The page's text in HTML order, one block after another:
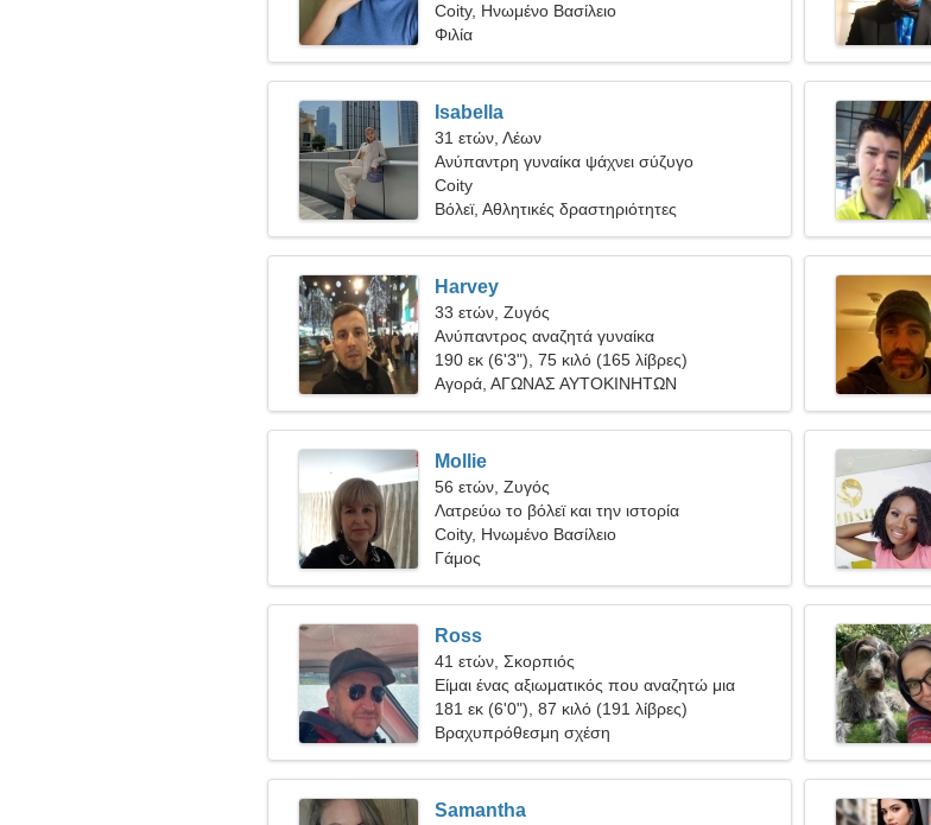
Coity, Ηνωμένο Βασίλειο
Φιλία
Isabella
31 ετών, Λέων
Ανύπαντρη γυναίκα ψάχνει σύζυγο
Coity
Βόλεϊ, Αθλητικές δραστηριότητες
Harvey
33 ετών, Ζυγός
Ανύπαντρος αναζητά γυναίκα
190 εκ (6'3"), 75 κιλό (165 λίβρες)
Αγορά, ΑΓΩΝΑΣ ΑΥΤΟΚΙΝΗΤΩΝ
Mollie
56 ετών, Ζυγός
Λατρεύω το βόλεϊ και την ιστορία
Coity, Ηνωμένο Βασίλειο
Γάμος
Ross
41 ετών, Σκορπιός
Είμαι ένας αξιωματικός που αναζητώ μια
ευγενική γυναίκα
181 εκ (6'0"), 87 κιλό (191 λίβρες)
Βραχυπρόθεσμη σχέση
Samantha